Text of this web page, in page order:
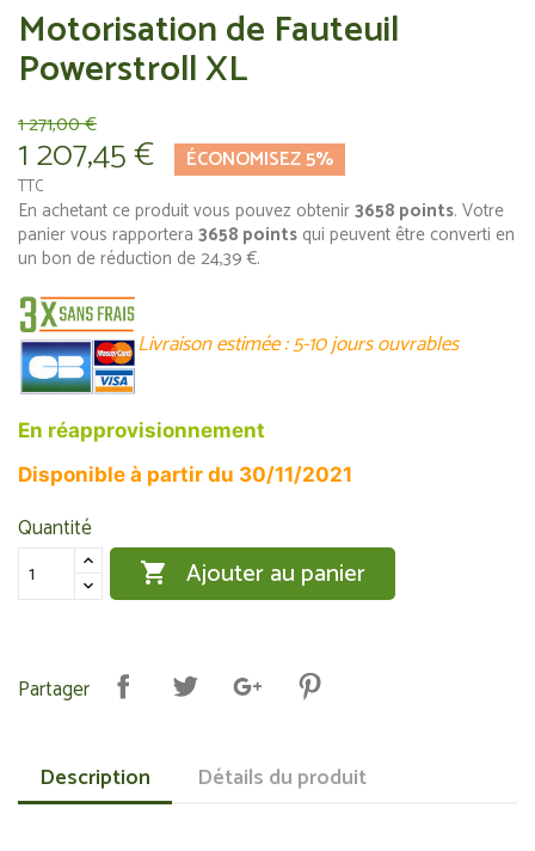
Motorisation de Fauteuil
Powerstroll XL
1 271,00 €
1 207,45 € ÉCONOMISEZ 5%
TTC
En achetant ce produit vous pouvez obtenir3658 points. Votre
panier vous rapportera 3658 points qui peuvent être converti en
un bon de réduction de24,39 €.
Livraison estimée : 5-10 joursouvrables
En réapprovisionnement
Disponible à partir du 30/11/2021
Quantité
 Ajouter au panier
Partager
Description Détails du produit